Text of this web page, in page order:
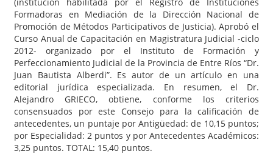
Formadoras en Mediación de la Dirección Nacional de
Promoción de Métodos Participativos de Justicia). Aprobó el
Curso Anual de Capacitación en Magistratura Judicial -ciclo
2012- organizado por el Instituto de Formación y
Perfeccionamiento Judicial de la Provincia de Entre Ríos “Dr.
Juan Bautista Alberdi”. Es autor de un artículo en una
editorial jurídica especializada. En resumen, el Dr.
Alejandro GRIECO, obtiene, conforme los criterios
consensuados por este Consejo para la calificación de
antecedentes, un puntaje por Antigüedad: de 10,15 puntos;
por Especialidad: 2 puntos y por Antecedentes Académicos:
3,25 puntos. TOTAL: 15,40 puntos.